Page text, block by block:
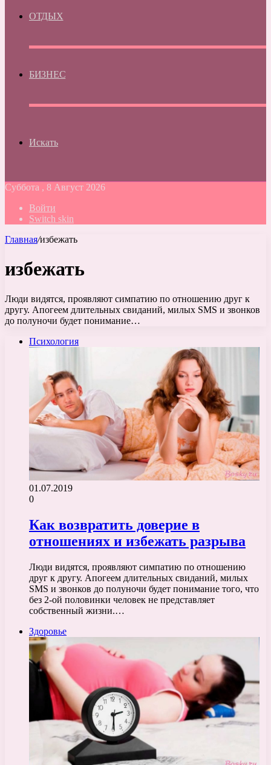
ОТДЫХ
БИЗНЕС
Искать
Суббота , 8 Август 2026
Войти
Switch skin
Главная/избежать
избежать
Люди видятся, проявляют симпатию по отношению друг к
другу. Апогеем длительных свиданий, милых SMS и звонков
до полуночи будет понимание…
Психология
01.07.2019
0
Как возвратить доверие в
отношениях и избежать разрыва
Люди видятся, проявляют симпатию по отношению
друг к другу. Апогеем длительных свиданий, милых
SMS и звонков до полуночи будет понимание того, что
без 2-ой половинки человек не представляет
собственный жизни.…
Здоровье